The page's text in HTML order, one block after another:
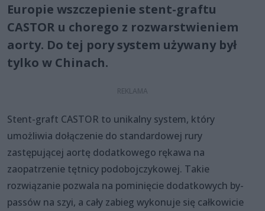
Europie wszczepienie stent-graftu
CASTOR u chorego z rozwarstwieniem
aorty. Do tej pory system używany był
tylko w Chinach.
Stent-graft CASTOR to unikalny system, który
umożliwia dołączenie do standardowej rury
zastępującej aortę dodatkowego rękawa na
zaopatrzenie tętnicy podobojczykowej. Takie
rozwiązanie pozwala na pominięcie dodatkowych by-
passów na szyi, a cały zabieg wykonuje się całkowicie